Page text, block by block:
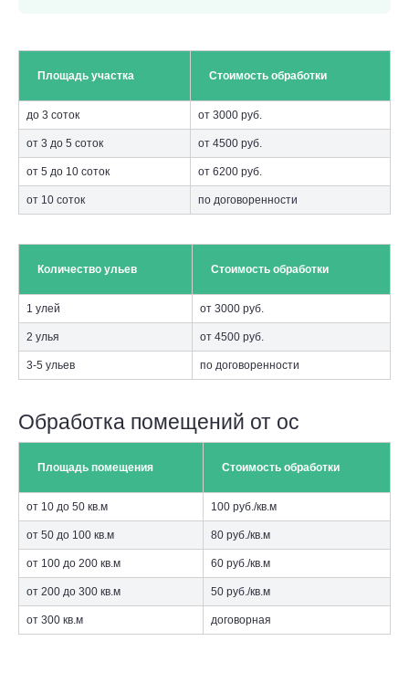
Площадь участка Стоимость обработки
до 3 соток от 3000 руб.
от 3 до 5 соток от 4500 руб.
от 5 до 10 соток от 6200 руб.
от 10 соток по договоренности
Количество ульев Стоимость обработки
1 улей от 3000 руб.
2 улья от 4500 руб.
3-5 ульев по договоренности
Обработка помещений от ос
Площадь помещения Стоимость обработки
от 10 до 50 кв.м 100 руб./кв.м
от 50 до 100 кв.м 80 руб./кв.м
от 100 до 200 кв.м 60 руб./кв.м
от 200 до 300 кв.м 50 руб./кв.м
от 300 кв.м договорная